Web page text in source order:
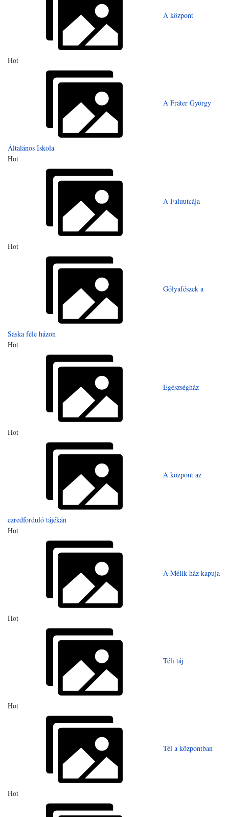
A központ
Hot
A Fráter György
Általános Iskola
Hot
A Faluutcája
Hot
Gólyafészek a
Sáska féle házon
Hot
Egészségház
Hot
A központ az
ezredforduló tájékán
Hot
A Mélik ház kapuja
Hot
Téli táj
Hot
Tél a központban
Hot